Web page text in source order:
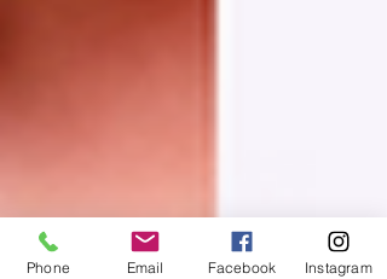
Phone Email Facebook Instagram